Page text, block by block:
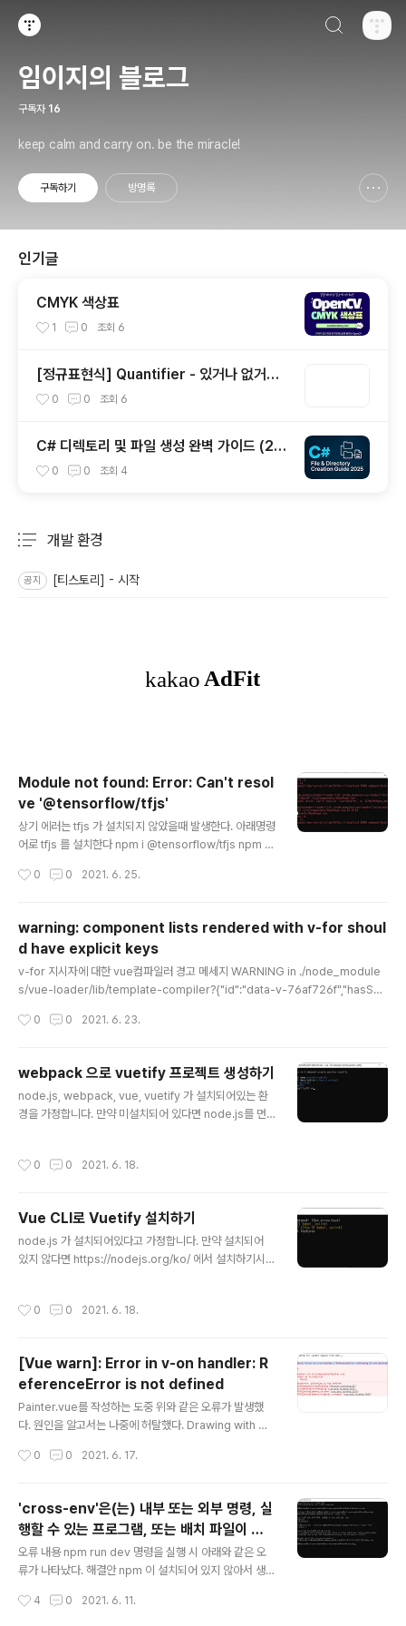
임이지의 블로그
구독자 16
keep calm and carry on. be the miracle!
구독하기 방명록
인기글
CMYK 색상표
1 0 조회 6
[정규표현식] Quantifier - 있거나 없거나?
(1)0 0 조회 6
C# 디렉토리 및 파일 생성 완벽 가이드 (20
25년 최신)
0 0 조회 4
개발 환경
공지 [티스토리] - 시작
Module not found: Error: Can't resol
ve '@tensorflow/tfjs'
상기 에러는 tfjs 가 설치되지 않았을때 발생한다. 아래명령
어로 tfjs 를 설치한다 npm i @tensorflow/tfjs npm i
0 0 2021. 6. 25.
warning: component lists rendered with v-for shoul
d have explicit keys
v-for 지시자에 대한 vue컴파일러 경고 메세지 WARNING in ./node_module
s/vue-loader/lib/template-compiler?{"id":"data-v-76af726f","hasSco
selector.js?type=template&index=0!./src/components/CardPage.vu
dered with v-for should have explicit keys. See https://vuejs.org/gui
de/list.h..
0 0 2021. 6. 23.
webpack 으로 vuetify 프로젝트 생성하기
node.js, webpack, vue, vuetify 가 설치되어있는 환
경을 가정합니다. 만약 미설치되어 있다면 node.js를 먼
nit webpack-simple [프로젝트명] 설치 완료된 화면입
pm install 명령을 사용하여 package.json에 설정된 종
속 라이브러리를 설치합니다. npm run dev localhost
를 실행합니다. 여기까지는 vue 가 설치 되어있는 상태입
0 0 2021. 6. 18.
Vue CLI로 Vuetify 설치하기
node.js 가 설치되어있다고 가정합니다. 만약 설치되어
있지 않다면 https://nodejs.org/ko/ 에서 설치하기시
ify라는 이름으로 생성한다. vue create painter-vuetif
dir 명령으로 디렉터리를 확인하면 아래와 같다. tree 명
령으로 확인하면 다음과 같다. Localhost 실행 아래 명령
으로 실행한다. Vue 만 설치되어 있는 상태이다. npm ru
n serve Vuetify 설치 npm 명령으로 v..
0 0 2021. 6. 18.
[Vue warn]: Error in v-on handler: R
eferenceError is not defined
Painter.vue를 작성하는 도중 위와 같은 오류가 발생했
다. 원인을 알고서는 나중에 허탈했다. Drawing with mo
돌리기 캔버스 초기화 캔버스 저장하기 methods: 에서 s
g(e) { if (this.isDrawing) { this.drawLine(this.x, thi
s.y, e.offsetX, e.offsetY); this.x = 0; this.y = 0; thi
s.isDrawing = false; console.log(this.isDrawing);
} 사소한 문제였는데 원인 찾느라고 고..
0 0 2021. 6. 17.
'cross-env'은(는) 내부 또는 외부 명령, 실
행할 수 있는 프로그램, 또는 배치 파일이 아
닙니다.
오류 내용 npm run dev 명령을 실행 시 아래와 같은 오
류가 나타났다. 해결안 npm 이 설치되어 있지 않아서 생긴
pm이 install이 완료되면 아래 명령어를 입력한다. npm r
4 0 2021. 6. 11.